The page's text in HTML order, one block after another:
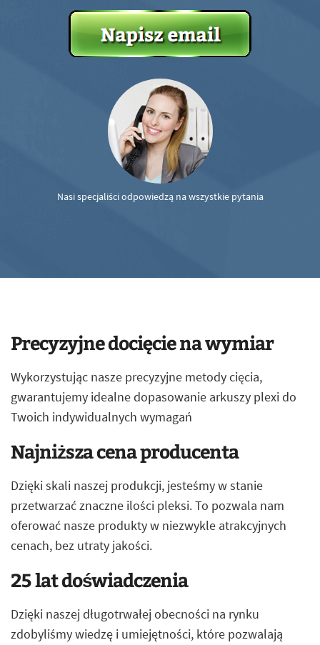
Nasi specjaliści odpowiedzą na wszystkie pytania
Precyzyjne docięcie na wymiar
Wykorzystując nasze precyzyjne metody cięcia,
gwarantujemy idealne dopasowanie arkuszy plexi do
Twoich indywidualnych wymagań
Najniższa cena producenta
Dzięki skali naszej produkcji, jesteśmy w stanie
przetwarzać znaczne ilości pleksi. To pozwala nam
oferować nasze produkty w niezwykle atrakcyjnych
cenach, bez utraty jakości.
25 lat doświadczenia
Dzięki naszej długotrwałej obecności na rynku
zdobyliśmy wiedzę i umiejętności, które pozwalają